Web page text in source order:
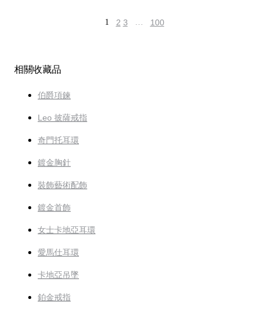
1 2 3 … 100
相關收藏品
伯爵項鍊
Leo 披薩戒指
奇門托耳環
鍍金胸針
裝飾藝術配飾
鍍金首飾
女士卡地亞耳環
愛馬仕耳環
卡地亞吊墜
鉑金戒指